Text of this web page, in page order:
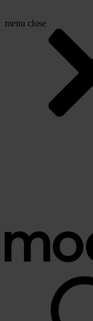
menu close